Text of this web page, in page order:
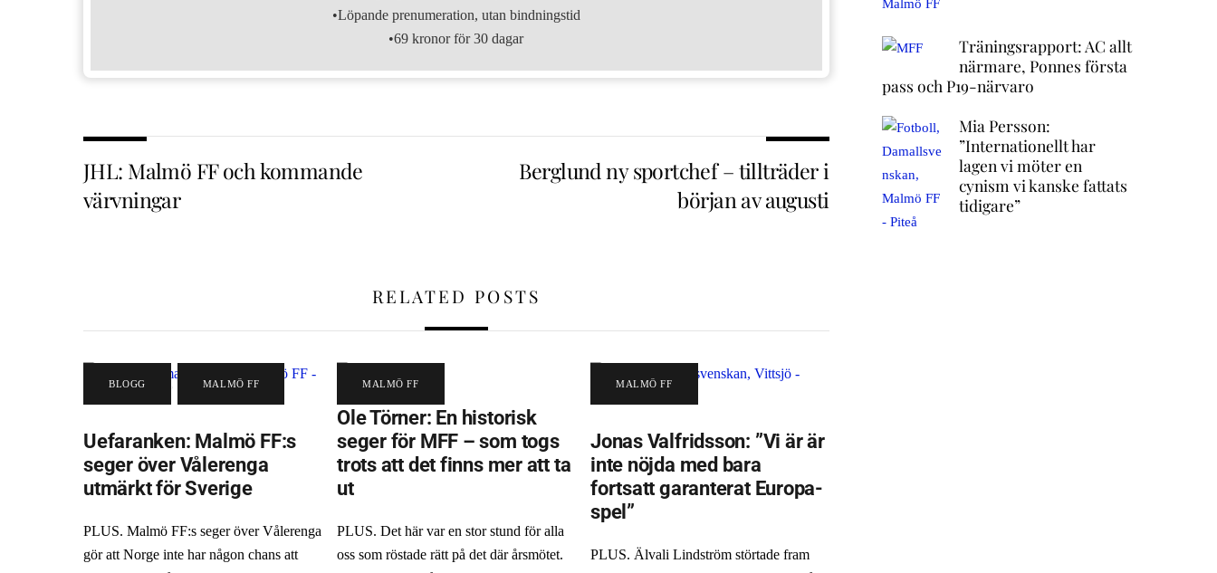
•Löpande prenumeration, utan bindningstid
•69 kronor för 30 dagar
JHL: Malmö FF och kommande
värvningar
Berglund ny sportchef – tillträder i
början av augusti
RELATED POSTS
BLOGG MALMÖ FF
Uefaranken: Malmö FF:s
seger över Vålerenga
utmärkt för Sverige
PLUS. Malmö FF:s seger över Vålerenga
gör att Norge inte har någon chans att
MALMÖ FF
Ole Törner: En historisk
seger för MFF – som togs
trots att det finns mer att ta
ut
PLUS. Det här var en stor stund för alla
oss som röstade rätt på det där årsmötet.
MALMÖ FF
Jonas Valfridsson: ”Vi är är
inte nöjda med bara
fortsatt garanterat Europa-
spel”
PLUS. Älvali Lindström störtade fram
Träningsrapport: AC allt
närmare, Ponnes första
pass och P19-närvaro
Mia Persson:
”Internationellt har
lagen vi möter en
cynism vi kanske fattats
tidigare”